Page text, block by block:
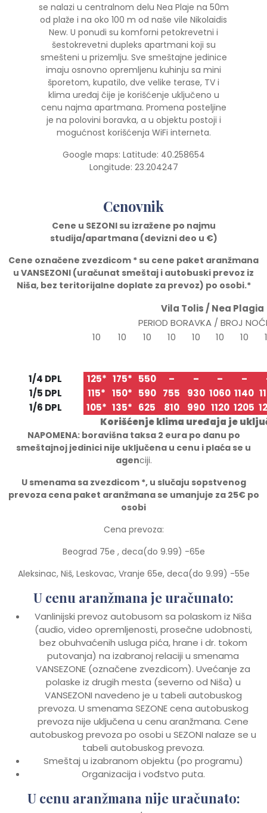
se nalazi u centralnom delu Nea Plaje na 50m
od plaže i na oko 100 m od naše vile Nikolaidis
New. U ponudi su komforni petokrevetni i
šestokrevetni dupleks apartmani koji su
smešteni u prizemlju. Sve smeštajne jedinice
imaju osnovno opremljenu kuhinju sa mini
šporetom, kupatilo, dve velike terase, TV i
klima uređaj čije je korišćenje uključeno u
cenu najma apartmana. Promena posteljine
je na polovini boravka, a u objektu postoji i
mogućnost korišćenja WiFi interneta.
Google maps: Latitude: 40.258654
Longitude: 23.204247
Cenovnik
Cene u SEZONI su izražene po najmu
studija/apartmana (devizni deo u €)
Cene označene zvezdicom * su cene paket aranžmana
u VANSEZONI (uračunat smeštaj i autobuski prevoz iz
Niša, bez teritorijalne doplate za prevoz) po osobi.*
Vila Tolis / Nea Plagia
PERIOD BORAVKA / BROJ
10
10 10 10 10 10 10
1/4 DPL
125* 175* 550 – – – –
1/5 DPL
115* 150* 590 755 930 1060 1140
1/6 DPL
105* 135* 625 810 990 1120 1205
Korišćenje klima uređaja je
NAPOMENA: boravišna taksa 2 eura po danu po
smeštajnoj jedinici nije uključena u cenu i plaća se u
agenciji.
U smenama sa zvezdicom *, u slučaju sopstvenog
prevoza cena paket aranžmana se umanjuje za 25€ po
osobi
Cena prevoza:
Beograd 75e , deca(do 9.99) -65e
Aleksinac, Niš, Leskovac, Vranje 65e, deca(do 9.99) -55e
U cenu aranžmana je uračunato:
Vanlinijski prevoz autobusom sa polaskom iz Niša
(audio, video opremljenosti, prosečne udobnosti,
bez obuhvaćenih usluga pića, hrane i dr. tokom
putovanja) na izabranoj relaciji u smenama
VANSEZONE (označene zvezdicom). Uvećanje za
polaske iz drugih mesta (severno od Niša) u
VANSEZONI navedeno je u tabeli autobuskog
prevoza. U smenama SEZONE cena autobuskog
prevoza nije uključena u cenu aranžmana. Cene
autobuskog prevoza po osobi u SEZONI nalaze se u
tabeli autobuskog prevoza.
Smeštaj u izabranom objektu (po programu)
Organizacija i vođstvo puta.
U cenu aranžmana nije uračunato: